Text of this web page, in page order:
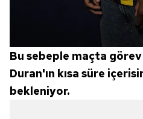
Bu sebeple maçta
Duran'ın kısa süre
bekleniyor.